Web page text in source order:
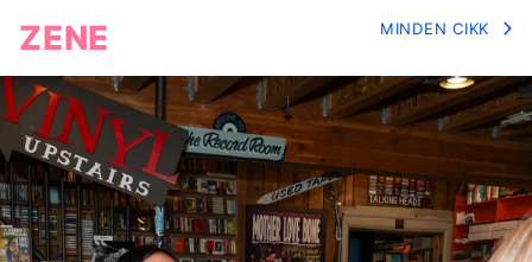
ZENE MINDEN CIKK